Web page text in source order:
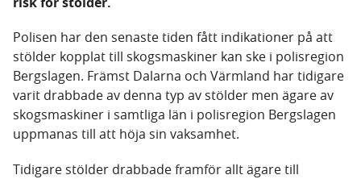
Polisen har den senaste tiden fått indikationer på att
stölder kopplat till skogsmaskiner kan ske i polisregion
Bergslagen. Främst Dalarna och Värmland har tidigare
varit drabbade av denna typ av stölder men ägare av
skogsmaskiner i samtliga län i polisregion Bergslagen
uppmanas till att höja sin vaksamhet.
Tidigare stölder drabbade framför allt ägare till